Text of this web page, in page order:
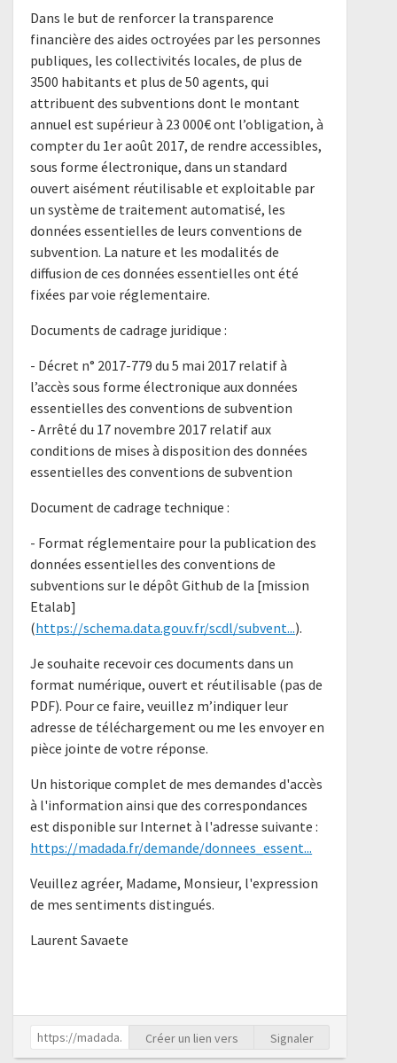
Dans le but de renforcer la transparence
financière des aides octroyées par les personnes
publiques, les collectivités locales, de plus de
3500 habitants et plus de 50 agents, qui
attribuent des subventions dont le montant
annuel est supérieur à 23 000€ ont l’obligation, à
compter du 1er août 2017, de rendre accessibles,
sous forme électronique, dans un standard
ouvert aisément réutilisable et exploitable par
un système de traitement automatisé, les
données essentielles de leurs conventions de
subvention. La nature et les modalités de
diffusion de ces données essentielles ont été
fixées par voie réglementaire.
Documents de cadrage juridique :
- ​Décret n° 2017-779 du 5 mai 2017 relatif à
l’accès sous forme électronique aux données
essentielles des conventions de subvention​
​- Arrêté du 17 novembre 2017 relatif aux
conditions de mises à disposition des données
essentielles des conventions de subvention​
Document de cadrage technique :
- Format réglementaire pour la publication des
données essentielles des conventions de
subventions sur le dépôt Github de la [mission
Etalab]
(https://schema.data.gouv.fr/scdl/subvent...).
Je souhaite recevoir ces documents dans un
format numérique, ouvert et réutilisable (pas de
PDF). Pour ce faire, veuillez m’indiquer leur
adresse de téléchargement ou me les envoyer en
pièce jointe de votre réponse.
Un historique complet de mes demandes d'accès
à l'information ainsi que des correspondances
est disponible sur Internet à l'adresse suivante :
https://madada.fr/demande/donnees_essent...
Veuillez agréer, Madame, Monsieur, l'expression
de mes sentiments distingués.
Laurent Savaete
Créer un lien vers Signaler